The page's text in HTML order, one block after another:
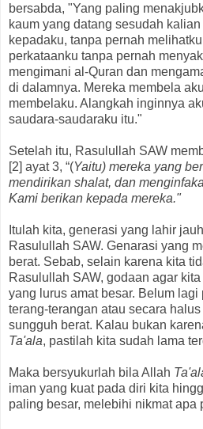
bersabda, "Yang paling
kaum yang datang sesudah
kepadaku, tanpa pernah
perkataanku tanpa pernah
mengimani al-Quran dan
di dalamnya. Mereka membela
membelaku. Alangkah inginnya
saudara-saudaraku itu."
Setelah itu, Rasulullah SAW
[2] ayat 3, “(Yaitu) mereka yang
mendirikan shalat, dan
Kami berikan kepada mereka."
Itulah kita, generasi yang lahir
Rasulullah SAW. Genarasi yang
berat. Sebab, selain karena kita
Rasulullah SAW, godaan agar
yang lurus amat besar. Belum
terang-terangan atau secara
sungguh berat. Kalau bukan
Ta'ala, pastilah kita sudah lama
Maka bersyukurlah bila Allah
iman yang kuat pada diri kita
paling besar, melebihi nikmat apa